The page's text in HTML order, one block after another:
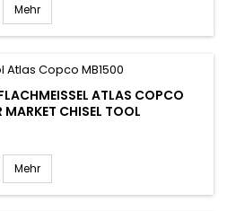
Mehr
ATLAS COPCO M
CHISEL TOOL
Mehr